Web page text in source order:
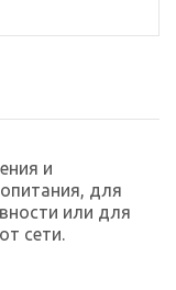
и
для
или для
сети.